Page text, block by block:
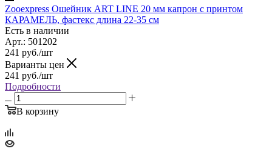
Zooexpress Ошейник ART LINE 20 мм капрон c принтом
КАРАМЕЛЬ, фастекс длина 22-35 см
Есть в наличии
Арт.: 501202
241 руб./шт
Варианты цен
241 руб./шт
Подробности
В корзину